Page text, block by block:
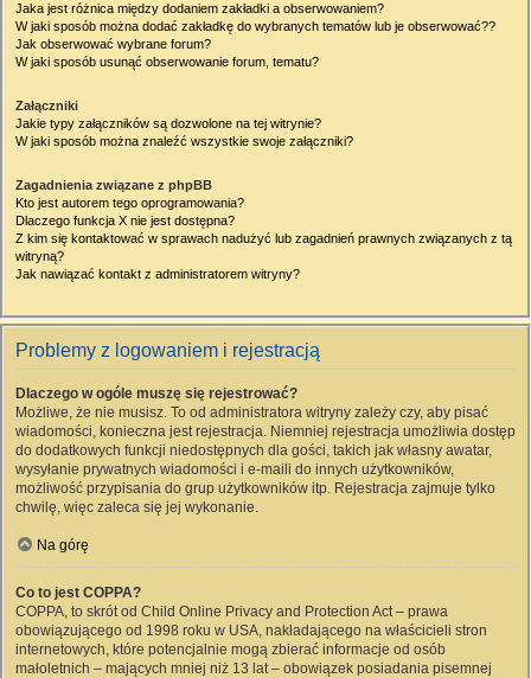
Jaka jest różnica między dodaniem zakładki a obserwowaniem?
W jaki sposób można dodać zakładkę do wybranych tematów lub je obserwować??
Jak obserwować wybrane forum?
W jaki sposób usunąć obserwowanie forum, tematu?
Załączniki
Jakie typy załączników są dozwolone na tej witrynie?
W jaki sposób można znaleźć wszystkie swoje załączniki?
Zagadnienia związane z phpBB
Kto jest autorem tego oprogramowania?
Dlaczego funkcja X nie jest dostępna?
Z kim się kontaktować w sprawach nadużyć lub zagadnień prawnych związanych z tą
witryną?
Jak nawiązać kontakt z administratorem witryny?
Problemy z logowaniem i rejestracją
Dlaczego w ogóle muszę się rejestrować?
Możliwe, że nie musisz. To od administratora witryny zależy czy, aby pisać
wiadomości, konieczna jest rejestracja. Niemniej rejestracja umożliwia dostęp
do dodatkowych funkcji niedostępnych dla gości, takich jak własny awatar,
wysyłanie prywatnych wiadomości i e-maili do innych użytkowników,
możliwość przypisania do grup użytkowników itp. Rejestracja zajmuje tylko
chwilę, więc zaleca się jej wykonanie.
Na górę
Co to jest COPPA?
COPPA, to skrót od Child Online Privacy and Protection Act – prawa
obowiązującego od 1998 roku w USA, nakładającego na właścicieli stron
internetowych, które potencjalnie mogą zbierać informacje od osób
małoletnich – mających mniej niż 13 lat – obowiązek posiadania pisemnej